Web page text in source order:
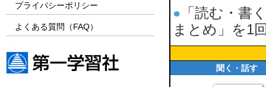
プライバシーポリシー
よくある質問（FAQ）
● 「読む・書
まとめ」を1
聞く・話す